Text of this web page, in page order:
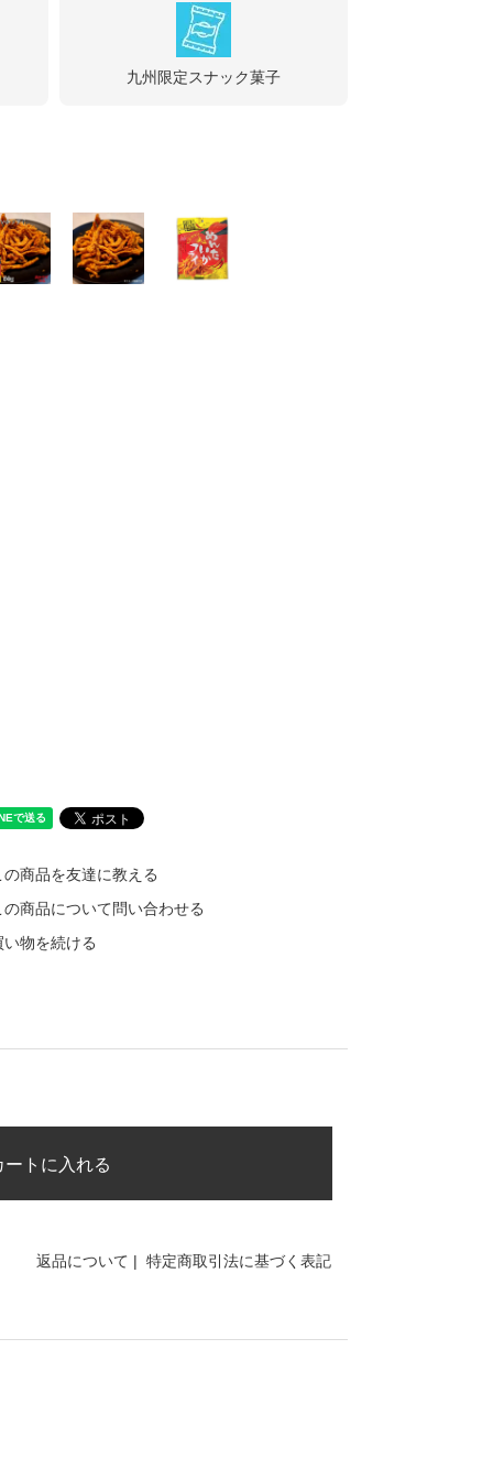
九州限定スナック菓子
の商品を友達に教える
の商品について問い合わせる
い物を続ける
ートに入れる
返品について | 特定商取引法に基づく表記